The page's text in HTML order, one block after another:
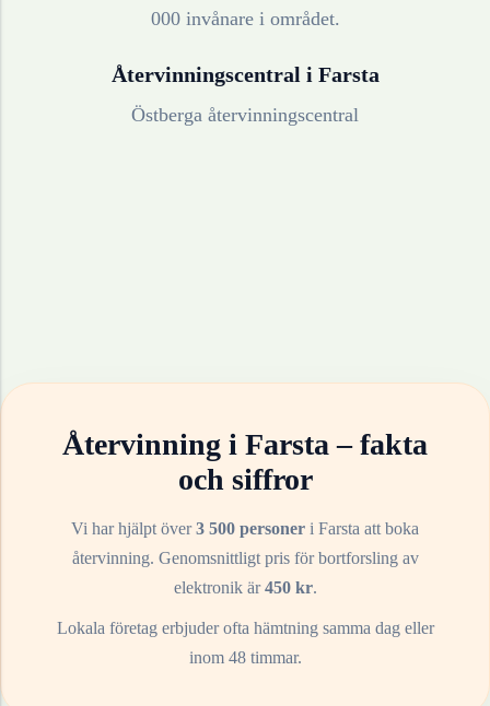
000 invånare i området.
Återvinningscentral i Farsta
Östberga återvinningscentral
Återvinning i Farsta– fakta
och siffror
Vi har hjälpt över3 500 personer i Farsta att boka
återvinning. Genomsnittligt pris för bortforsling av
elektronikär450kr.
Lokala företag erbjuder ofta hämtning samma dag eller
inom 48 timmar.